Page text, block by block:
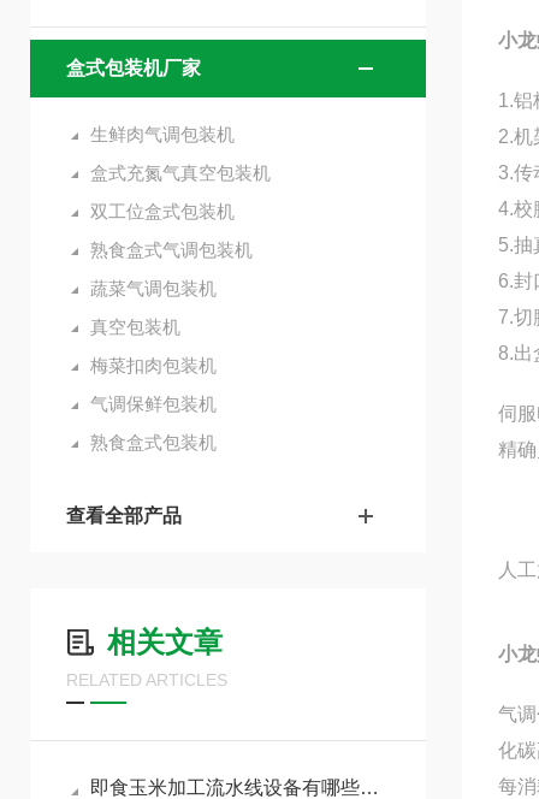
盒式包装机厂家
生鲜肉气调包装机
盒式充氮气真空包装机
双工位盒式包装机
熟食盒式气调包装机
蔬菜气调包装机
真空包装机
梅菜扣肉包装机
气调保鲜包装机
熟食盒式包装机
查看全部产品
相关文章
RELATED ARTICLES
即食玉米加工流水线设备有哪些？诸城美康食品机械为您解答
小
1.铝
2.机
3.传
4.校
5.抽
6.封
7.切
8.出
伺
精
人
小
气
化
每